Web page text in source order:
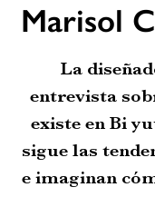
Marisol
La
entrevista
existe en Bi
sigue las
e imaginan